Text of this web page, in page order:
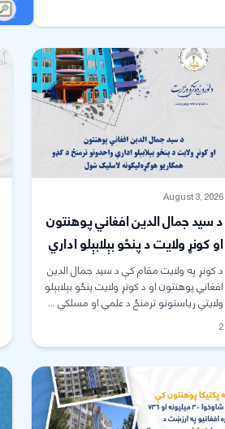
August 3, 2026
د سيد جمال الدين افغاني پوهنتون
او کونړ ولايت د پنځو بېلابېلو اداري
واحدونو ترمنځ د گډو همکاریو
هوکړه ‌ليکونه لاسلیک شول.
د کونړ په ولايت مقام کې د سيد جمال الدين
افغاني پوهنتون او د کونړ ولايت پنځو بېلابېلو
ولايتي رياستونو ترمنځ د علمي او مسلکي ...
2